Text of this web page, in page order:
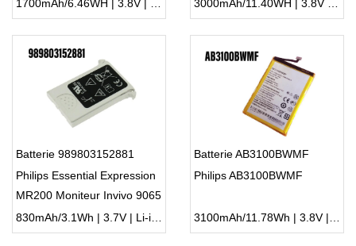
1700mAh/6.46WH | 3.8V | Li-ion ... 3000mAh/11.40WH | 3.8V | Li-ion ...
Batterie 989803152881
Philips Essential Expression
MR200 Moniteur Invivo 9065
830mAh/3.1Wh | 3.7V | Li-ion ...
Batterie AB3100BWMF
Philips AB3100BWMF
3100mAh/11.78Wh | 3.8V | Li-ion ...